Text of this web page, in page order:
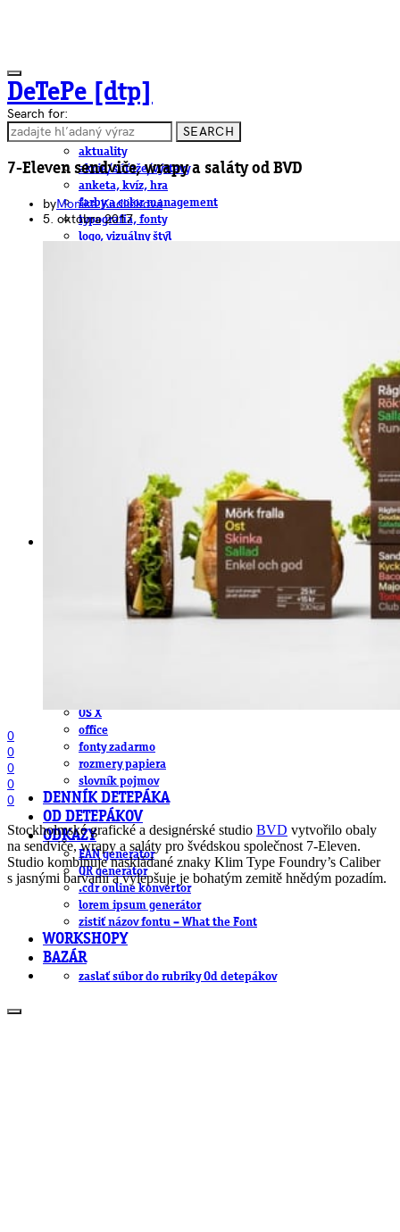
DeTePe [dtp]
ČLÁNKY
aktuality
akcie/súťaže/výstavy
anketa, kvíz, hra
farby a color management
typografia, fonty
logo, vizuálny štýl
pracovné ponuky
DeTePe [dtp]
ZÁKAZKY
základy DTP
pre klientov
pdf, ps, acrobat, distiller
fonty, písmo, typografia
OS X
office
fonty zadarmo
rozmery papiera
slovník pojmov
DENNÍK DETEPÁKA
OD DETEPÁKOV
ODKAZY
EAN generátor
QR generátor
.cdr online konvertor
lorem ipsum generátor
zistiť názov fontu – What the Font
WORKSHOPY
BAZÁR
zaslať súbor do rubriky Od detepákov
Search for:
SEARCH
7-Eleven sendviče, wrapy a saláty od BVD
byMonika Kudličková
5. októbra 2017
0
0
0
0
0
Stockholmské grafické a designérské studio BVD vytvořilo obaly
na sendviče, wrapy a saláty pro švédskou společnost 7-Eleven.
Studio kombinuje naskládané znaky Klim Type Foundry’s Caliber
s jasnými barvami a vylepšuje je bohatým zemitě hnědým pozadím.